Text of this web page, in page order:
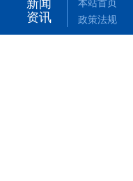
新闻
资讯
本站首页
政策法规